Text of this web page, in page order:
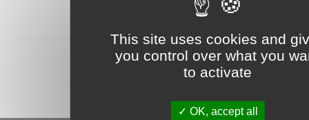
This site uses cookies and
you control over what you
to activate
OK, accept all
Démarrer